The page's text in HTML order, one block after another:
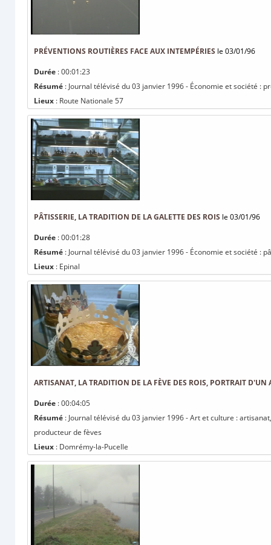
PRÉVENTIONS ROUTIÈRES FACE AUX INTEMPÉRIES le 03/01/96
Durée : 00:01:23
Résumé : Journal télévisé du 03 janvier 1996 - Économie et société :
Lieux : Route Nationale 57
PÂTISSERIE, LA TRADITION DE LA GALETTE DES ROIS le 03/01/96
Durée : 00:01:28
Résumé : Journal télévisé du 03 janvier 1996 - Économie et société :
Lieux : Epinal
ARTISANAT, LA TRADITION DE LA FÈVE DES ROIS, PORTRAIT D'UN
Durée : 00:04:05
Résumé : Journal télévisé du 03 janvier 1996 - Art et culture :
producteur de fèves
Lieux : Domrémy-la-Pucelle